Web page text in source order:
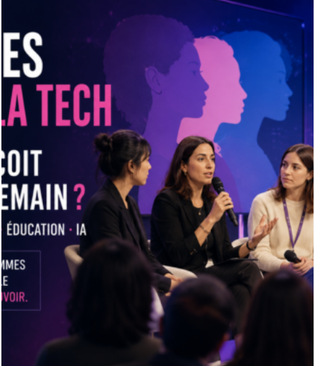
DANS LA TECH, LA PARITÉ N’EST PLUS UN SUJET D’IMAGE
MAIS DE...